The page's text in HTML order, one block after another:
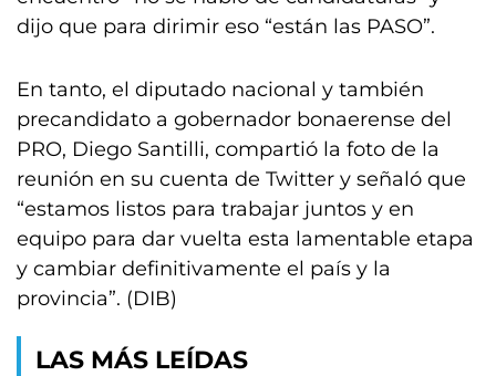
dijo que para dirimir eso “están las PASO”.
En tanto, el diputado nacional y también
precandidato a gobernador bonaerense del
PRO, Diego Santilli, compartió la foto de la
reunión en su cuenta de Twitter y señaló que
“estamos listos para trabajar juntos y en
equipo para dar vuelta esta lamentable etapa
y cambiar definitivamente el país y la
provincia”. (DIB)
LAS MÁS LEÍDAS